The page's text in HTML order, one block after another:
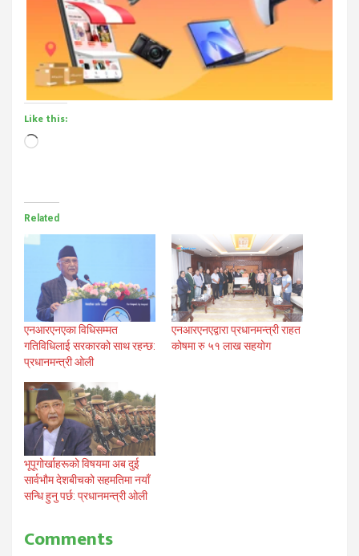
Like this:
Loading…
Related
एनआरएनएका विधिसम्मत
गतिविधिलाई सरकारको साथ रहन्छ:
प्रधानमन्त्री ओली
एनआरएनएद्वारा प्रधानमन्त्री राहत
कोषमा रु ५१ लाख सहयोग
भूपूगोर्खाहरूको विषयमा अब दुई
सार्वभौम देशबीचको सहमतिमा नयाँ
सन्धि हुनु पर्छ: प्रधानमन्त्री ओली
Comments